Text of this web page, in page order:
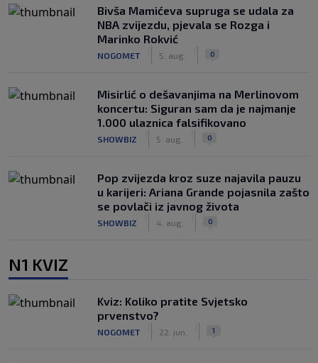
Bivša Mamićeva supruga se udala za
NBA zvijezdu, pjevala se Rozga i
Marinko Rokvić
NOGOMET 5. aug. 0
Misirlić o dešavanjima na Merlinovom
koncertu: Siguran sam da je najmanje
1.000 ulaznica falsifikovano
SHOWBIZ 5. aug. 0
Pop zvijezda kroz suze najavila pauzu
u karijeri: Ariana Grande pojasnila zašto
se povlači iz javnog života
SHOWBIZ 4. aug. 0
N1 KVIZ
Kviz: Koliko pratite Svjetsko
prvenstvo?
NOGOMET 22. jun. 1